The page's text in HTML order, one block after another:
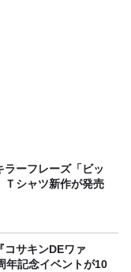
ラーフレーズ「ビッ
Ｔシャツ新作が発売
コサキンDEワァ
年記念イベントが10